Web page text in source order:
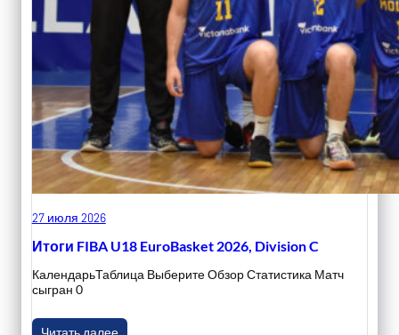
27 июля 2026
Итоги FIBA U18 EuroBasket 2026, Division C
КалендарьТаблица Выберите Обзор Статистика Матч
сыгран 0
Читать далее